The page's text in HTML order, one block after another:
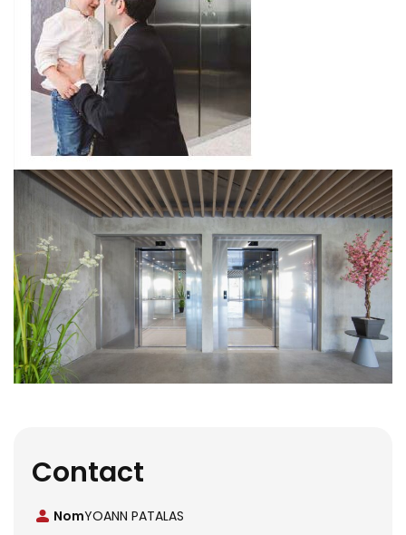
Contact
NomYOANN PATALAS